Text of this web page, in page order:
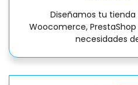
Diseñamos tu
Woocomerce,
necesidades